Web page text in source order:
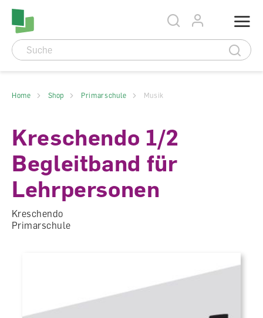
Accesskey Navigation
Seitenanfang
Direkt
Hauptnavigation
Direkt
zum
Hauptinhalt
Direkt
zum
Direkt
Home Shop Primarschule Musik
Kreschendo 1/2
Begleitband für
Lehrpersonen
Kreschendo
Primarschule